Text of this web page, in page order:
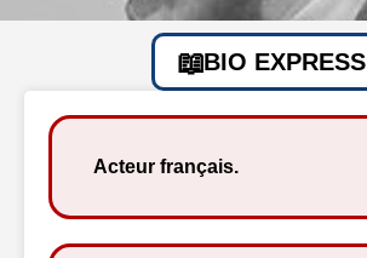
BIO EXPRESS
Acteur français.